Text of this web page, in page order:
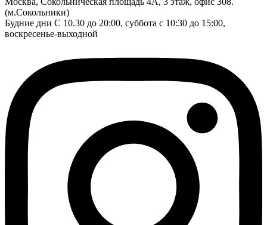
(м.Сокольники)
Будние дни C 10.30 до 20:00, суббота с 10:30 до 15:00,
воскресенье-выходной